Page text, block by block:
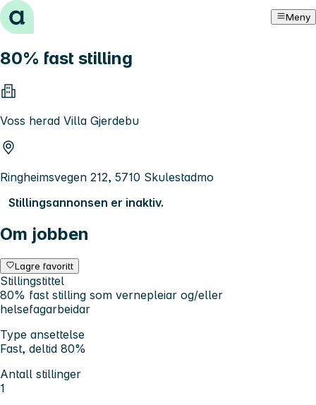
Hopp til innhold Meny
80% fast stilling
Voss herad Villa Gjerdebu
Ringheimsvegen 212, 5710 Skulestadmo
Stillingsannonsen er inaktiv.
Om jobben
Lagre favoritt
Stillingstittel
80% fast stilling som vernepleiar og/eller
helsefagarbeidar
Type ansettelse
Fast, deltid 80%
Antall stillinger
1